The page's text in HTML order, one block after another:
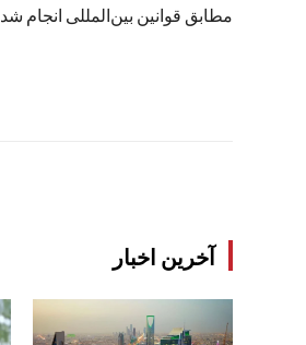
مطابق قوانین بین‌المللی انجام
آخرین اخبار